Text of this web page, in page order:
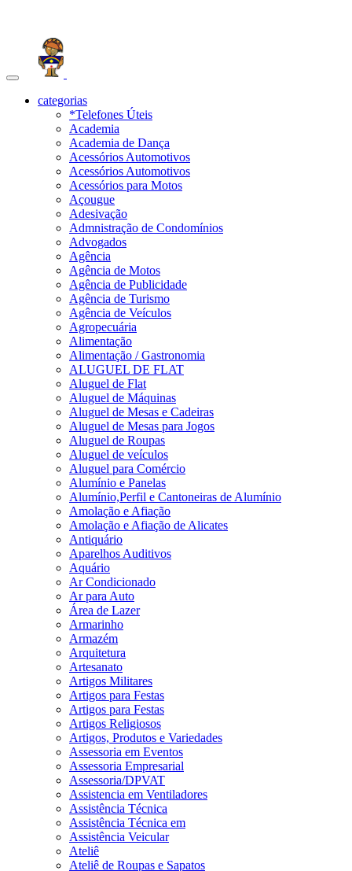
Toggle
navigationcategorias
*Telefones Úteis
Academia
Academia de Dança
Acessórios Automotivos
Acessórios Automotivos
Acessórios para Motos
Açougue
Adesivação
Admnistração de Condomínios
Advogados
Agência
Agência de Motos
Agência de Publicidade
Agência de Turismo
Agência de Veículos
Agropecuária
Alimentação
Alimentação / Gastronomia
ALUGUEL DE FLAT
Aluguel de Flat
Aluguel de Máquinas
Aluguel de Mesas e Cadeiras
Aluguel de Mesas para Jogos
Aluguel de Roupas
Aluguel de veículos
Aluguel para Comércio
Alumínio e Panelas
Alumínio,Perfil e Cantoneiras de Alumínio
Amolação e Afiação
Amolação e Afiação de Alicates
Antiquário
Aparelhos Auditivos
Aquário
Ar Condicionado
Ar para Auto
Área de Lazer
Armarinho
Armazém
Arquitetura
Artesanato
Artigos Militares
Artigos para Festas
Artigos para Festas
Artigos Religiosos
Artigos, Produtos e Variedades
Assessoria em Eventos
Assessoria Empresarial
Assessoria/DPVAT
Assistencia em Ventiladores
Assistência Técnica
Assistência Técnica em
Assistência Veicular
Ateliê
Ateliê de Roupas e Sapatos